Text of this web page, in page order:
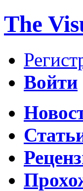
The
Войти